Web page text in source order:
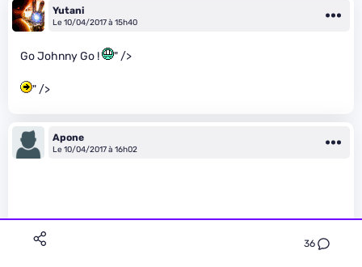
36
Yutani
Le 10/04/2017 à 15h40
Go Johnny Go ! " />
" />
Apone
Le 10/04/2017 à 16h02